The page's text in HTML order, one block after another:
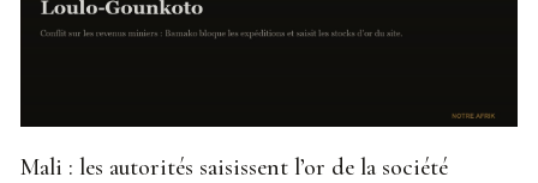
Mali : les autorités saisissent l’or de la société